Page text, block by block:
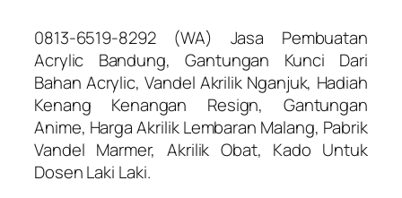
0813-6519-8292 (WA) Jasa Pembuatan
Acrylic Bandung, Gantungan Kunci Dari
Bahan Acrylic, Vandel Akrilik Nganjuk, Hadiah
Kenang Kenangan Resign, Gantungan
Anime, Harga Akrilik Lembaran Malang, Pabrik
Vandel Marmer, Akrilik Obat, Kado Untuk
Dosen Laki Laki.